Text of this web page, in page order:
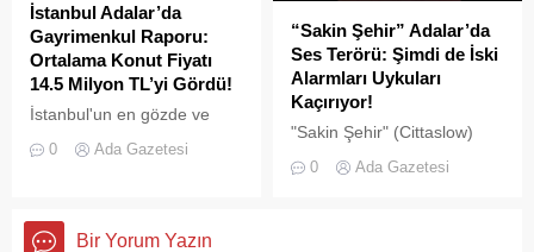
İstanbul Adalar’da
Gayrimenkul Raporu:
Ortalama Konut Fiyatı
14.5 Milyon TL’yi Gördü!
İstanbul'un en gözde ve
olan Adalar ilçesinde,
0 Ada Gazetesi
“Sakin Şehir” Adalar’da
Ses Terörü: Şimdi de İski
Alarmları Uykuları
Kaçırıyor!
"Sakin Şehir" (Cittaslow)
Adalar'da gürültü kirliliği
0 Ada Gazetesi
Bir Yorum Yazın